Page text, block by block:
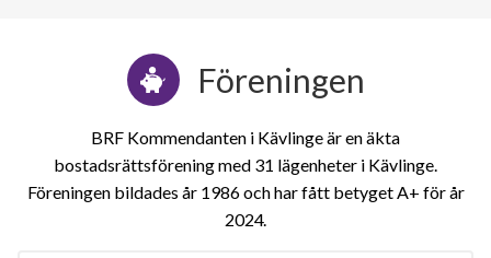
Föreningen
BRF Kommendanten i Kävlinge är en äkta
bostadsrättsförening med 31 lägenheter i Kävlinge.
Föreningen bildades år 1986 och har fått betyget A+ för år
2024